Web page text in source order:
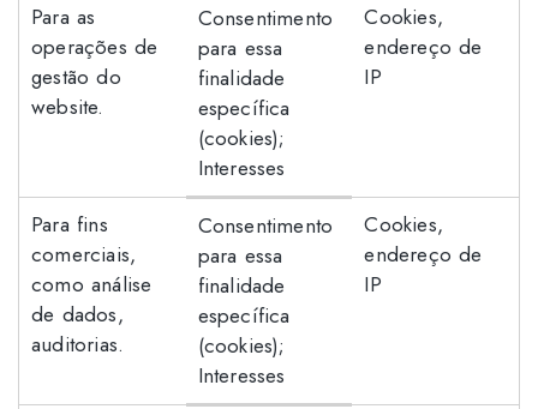
Para as
operações de
gestão do
website.
Consentimento
para essa
finalidade
específica
(cookies);
Interesses
Cookies,
endereço de
IP
Para fins
comerciais,
como análise
de dados,
auditorias.
Consentimento
para essa
finalidade
específica
(cookies);
Interesses
Cookies,
endereço de
IP